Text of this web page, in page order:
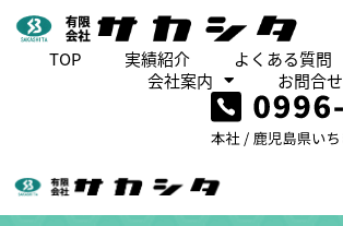
TOP 実績紹介 よくある質問
会社案内
お問合せ